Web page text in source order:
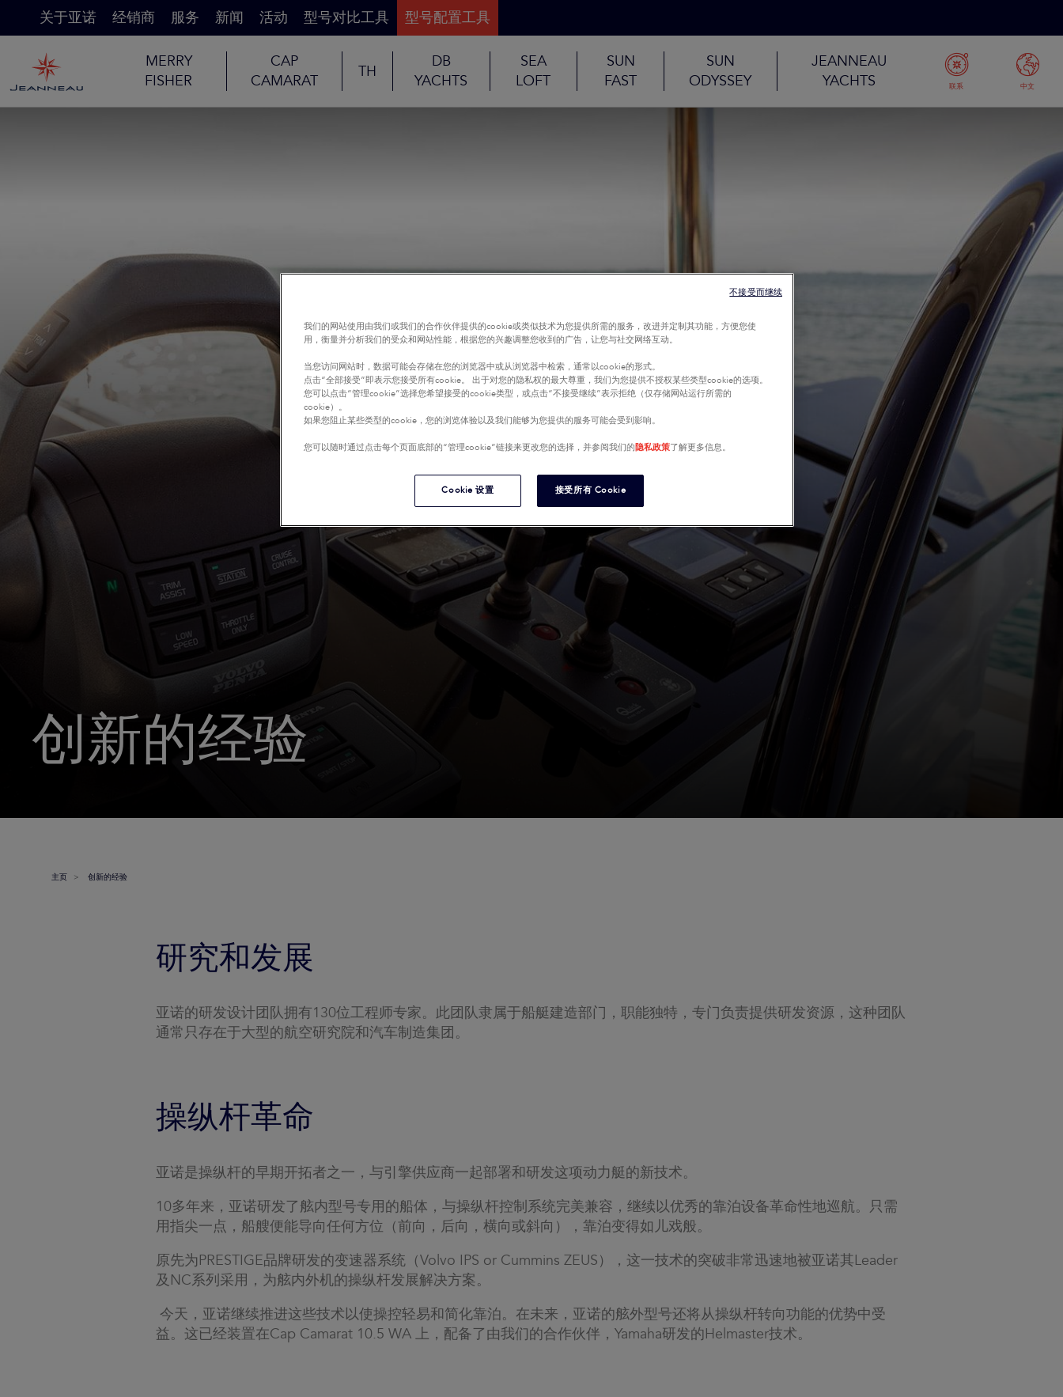
关于亚诺 经销商 服务 新闻 活动 型号对比工具 型号配置工具
MERRY
FISHER
CAP
CAMARAT
TH
DB
YACHTS
SEA
LOFT
SUN
FAST
SUN
ODYSSEY
JEANNEAU
YACHTS
联系 中文
创新的经验
主页 创新的经验
研究和发展
亚诺的研发设计团队拥有130位工程师专家。此团队隶属于船艇建造部门，职能独特，专门负责提供研发资源，这种团队
通常只存在于大型的航空研究院和汽车制造集团。
操纵杆革命
亚诺是操纵杆的早期开拓者之一，与引擎供应商一起部署和研发这项动力艇的新技术。
10多年来，亚诺研发了舷内型号专用的船体，与操纵杆控制系统完美兼容，继续以优秀的靠泊设备革命性地巡航。只需
用指尖一点，船艘便能导向任何方位（前向，后向，横向或斜向），靠泊变得如儿戏般。
原先为PRESTIGE品牌研发的变速器系统（Volvo IPS or Cummins ZEUS），这一技术的突破非常迅速地被亚诺其Leader
及NC系列采用，为舷内外机的操纵杆发展解决方案。
今天，亚诺继续推进这些技术以使操控轻易和简化靠泊。在未来，亚诺的舷外型号还将从操纵杆转向功能的优势中受
益。这已经装置在Cap Camarat 10.5 WA 上，配备了由我们的合作伙伴，Yamaha研发的Helmaster技术。
我们的网站使用由我们或我们的合作伙伴提供的cookie或类似技术为您提供所需的服务，改进并定制其功能，方便您使
用，衡量并分析我们的受众和网站性能，根据您的兴趣调整您收到的广告，让您与社交网络互动。
当您访问网站时，数据可能会存储在您的浏览器中或从浏览器中检索，通常以cookie的形式。
点击“全部接受”即表示您接受所有cookie。 出于对您的隐私权的最大尊重，我们为您提供不授权某些类型cookie的选项。
您可以点击“管理cookie”选择您希望接受的cookie类型，或点击“不接受继续”表示拒绝（仅存储网站运行所需的
cookie）。
如果您阻止某些类型的cookie，您的浏览体验以及我们能够为您提供的服务可能会受到影响。
您可以随时通过点击每个页面底部的“管理cookie”链接来更改您的选择，并参阅我们的隐私政策了解更多信息。
Cookie 设置 接受所有 Cookie
不接受而继续